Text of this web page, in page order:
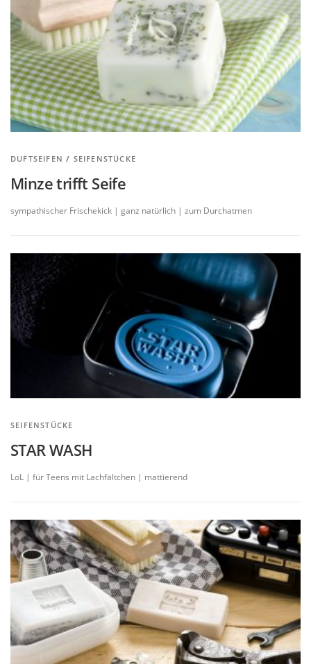
DUFTSEIFEN / SEIFENSTÜCKE
Minze trifft Seife
sympathischer Frischekick | ganz natürlich | zum Durchatmen
SEIFENSTÜCKE
STAR WASH
LoL | für Teens mit Lachfältchen | mattierend